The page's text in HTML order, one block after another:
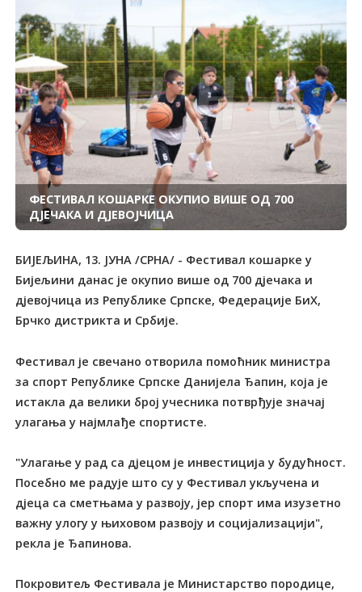
ФЕСТИВАЛ КОШАРКЕ ОКУПИО ВИШЕ ОД 700
ДЈЕЧАКА И ДЈЕВОЈЧИЦА
БИЈЕЉИНА, 13. ЈУНА /СРНА/ - Фестивал кошарке у
Бијељини данас је окупио више од 700 дјечака и
дјевојчица из Републике Српске, Федерације БиХ,
Брчко дистрикта и Србије.
Фестивал је свечано отворила помоћник министра
за спорт Републике Српске Данијела Ђапин, која је
истакла да велики број учесника потврђује значај
улагања у најмлађе спортисте.
"Улагање у рад са дјецом је инвестиција у будућност.
Посебно ме радује што су у Фестивал укључена и
дјеца са сметњама у развоју, јер спорт има изузетно
важну улогу у њиховом развоју и социјализацији",
рекла је Ђапинова.
Покровитељ Фестивала је Министарство породице,